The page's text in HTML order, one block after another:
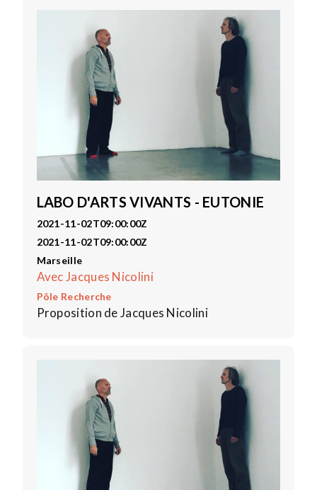
LABO D'ARTS VIVANTS - EUTONIE
2021-11-02T09:00:00Z
2021-11-02T09:00:00Z
Marseille
Avec Jacques Nicolini
Pôle Recherche
Proposition de Jacques Nicolini